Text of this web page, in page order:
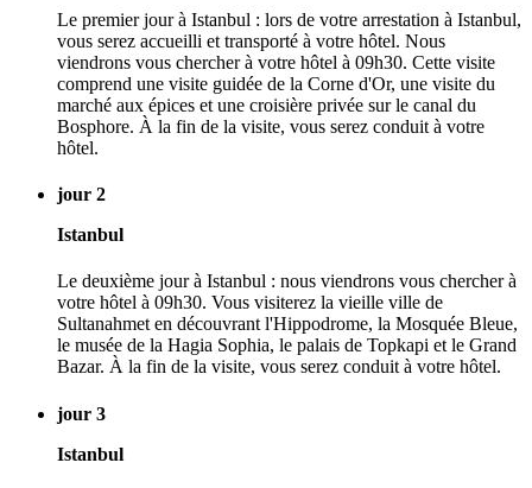
Le premier jour à Istanbul : lors de votre arrestation à Istanbul,
vous serez accueilli et transporté à votre hôtel. Nous
viendrons vous chercher à votre hôtel à 09h30. Cette visite
comprend une visite guidée de la Corne d'Or, une visite du
marché aux épices et une croisière privée sur le canal du
Bosphore. À la fin de la visite, vous serez conduit à votre
hôtel.
jour 2
Istanbul
Le deuxième jour à Istanbul : nous viendrons vous chercher à
votre hôtel à 09h30. Vous visiterez la vieille ville de
Sultanahmet en découvrant l'Hippodrome, la Mosquée Bleue,
le musée de la Hagia Sophia, le palais de Topkapi et le Grand
Bazar. À la fin de la visite, vous serez conduit à votre hôtel.
jour 3
Istanbul